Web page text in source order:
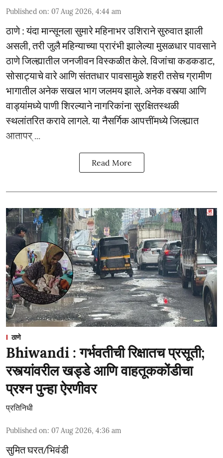
Published on: 07 Aug 2026, 4:44 am
ठाणे : यंदा मान्सूनला सुमारे महिनाभर उशिराने सुरुवात झाली
असली, तरी जुलै महिन्याच्या प्रारंभी झालेल्या मुसळधार पावसाने
ठाणे जिल्ह्यातील जनजीवन विस्कळीत केले. विजांचा कडकडाट,
सोसाट्याचे वारे आणि संततधार पावसामुळे शहरी तसेच ग्रामीण
भागातील अनेक सखल भाग जलमय झाले. अनेक वस्त्या आणि
वाड्यांमध्ये पाणी शिरल्याने नागरिकांना सुरक्षितस्थळी
स्थलांतरित करावे लागले. या नैसर्गिक आपत्तींमध्ये जिल्ह्यात
आतापर् ...
Read More
ठाणे
Bhiwandi : गर्भवतीची रिक्षातच प्रसूती;
रस्त्यांवरील खड्डे आणि वाहतूककोंडीचा
प्रश्न पुन्हा ऐरणीवर
प्रतिनिधी
Published on: 07 Aug 2026, 4:36 am
सुमित घरत/भिवंडी